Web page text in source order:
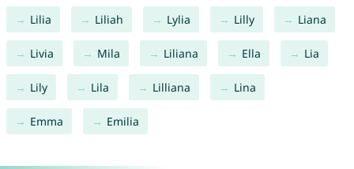
Lilia Liliah Lylia Lilly Liana
Livia Mila Liliana Ella Lia
Lily Lila Lilliana Lina
Emma Emilia